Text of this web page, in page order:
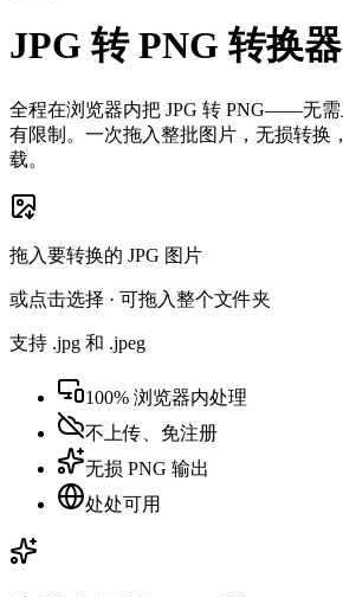
JPG 转 PNG 转换器
全程在浏览器内把 JPG 转 PNG——无
有限制。一次拖入整批图片，无损转换
载。
拖入要转换的 JPG 图片
或点击选择 · 可拖入整个文件夹
支持 .jpg 和 .jpeg
100% 浏览器内处理
不上传、免注册
无损 PNG 输出
处处可用